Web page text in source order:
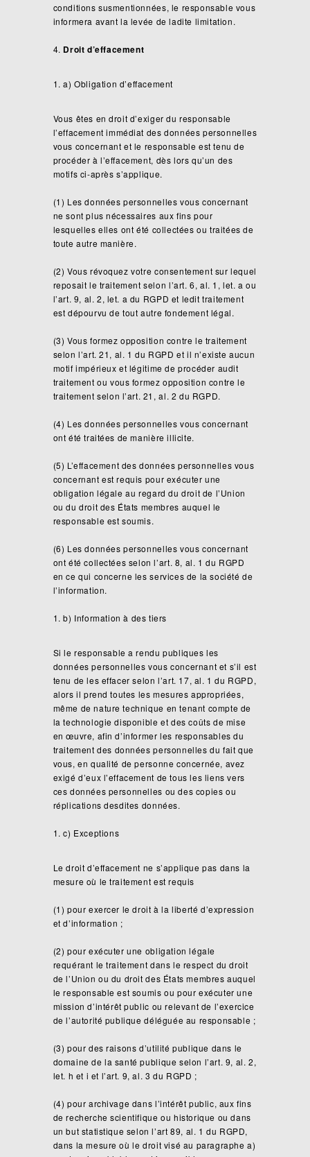
conditions susmentionnées, le responsable vous
informera avant la levée de ladite limitation.
Droit d’effacement
a) Obligation d’effacement
Vous êtes en droit d’exiger du responsable
l’effacement immédiat des données personnelles
vous concernant et le responsable est tenu de
procéder à l’effacement, dès lors qu’un des
motifs ci-après s’applique.
(1) Les données personnelles vous concernant
ne sont plus nécessaires aux fins pour
lesquelles elles ont été collectées ou traitées de
toute autre manière.
(2) Vous révoquez votre consentement sur lequel
reposait le traitement selon l’art. 6, al. 1, let. a ou
l’art. 9, al. 2, let. a du RGPD et ledit traitement
est dépourvu de tout autre fondement légal.
(3) Vous formez opposition contre le traitement
selon l’art. 21, al. 1 du RGPD et il n’existe aucun
motif impérieux et légitime de procéder audit
traitement ou vous formez opposition contre le
traitement selon l’art. 21, al. 2 du RGPD.
(4) Les données personnelles vous concernant
ont été traitées de manière illicite.
(5) L’effacement des données personnelles vous
concernant est requis pour exécuter une
obligation légale au regard du droit de l’Union
ou du droit des États membres auquel le
responsable est soumis.
(6) Les données personnelles vous concernant
ont été collectées selon l’art. 8, al. 1 du RGPD
en ce qui concerne les services de la société de
l’information.
b) Information à des tiers
Si le responsable a rendu publiques les
données personnelles vous concernant et s’il est
tenu de les effacer selon l’art. 17, al. 1 du RGPD,
alors il prend toutes les mesures appropriées,
même de nature technique en tenant compte de
la technologie disponible et des coûts de mise
en œuvre, afin d’informer les responsables du
traitement des données personnelles du fait que
vous, en qualité de personne concernée, avez
exigé d’eux l’effacement de tous les liens vers
ces données personnelles ou des copies ou
réplications desdites données.
c) Exceptions
Le droit d’effacement ne s’applique pas dans la
mesure où le traitement est requis
(1) pour exercer le droit à la liberté d’expression
et d’information ;
(2) pour exécuter une obligation légale
requérant le traitement dans le respect du droit
de l’Union ou du droit des États membres auquel
le responsable est soumis ou pour exécuter une
mission d’intérêt public ou relevant de l’exercice
de l’autorité publique déléguée au responsable ;
(3) pour des raisons d’utilité publique dans le
domaine de la santé publique selon l’art. 9, al. 2,
let. h et i et l’art. 9, al. 3 du RGPD ;
(4) pour archivage dans l’intérêt public, aux fins
de recherche scientifique ou historique ou dans
un but statistique selon l’art 89, al. 1 du RGPD,
dans la mesure où le droit visé au paragraphe a)